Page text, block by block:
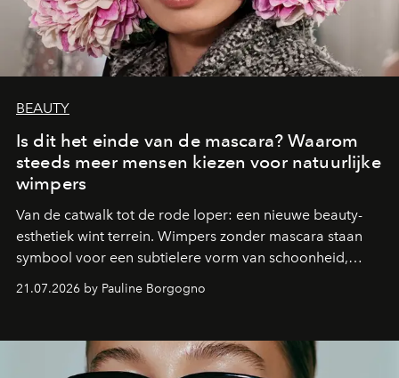
BEAUTY
Is dit het einde van de mascara? Waarom
steeds meer mensen kiezen voor natuurlijke
wimpers
Van de catwalk tot de rode loper: een nieuwe beauty-
esthetiek wint terrein. Wimpers zonder mascara staan
symbool voor een subtielere vorm van schoonheid,
waarin zelfvertrouwen belangrijker is dan een overvloed
aan make-up.
21.07.2026 by Pauline Borgogno